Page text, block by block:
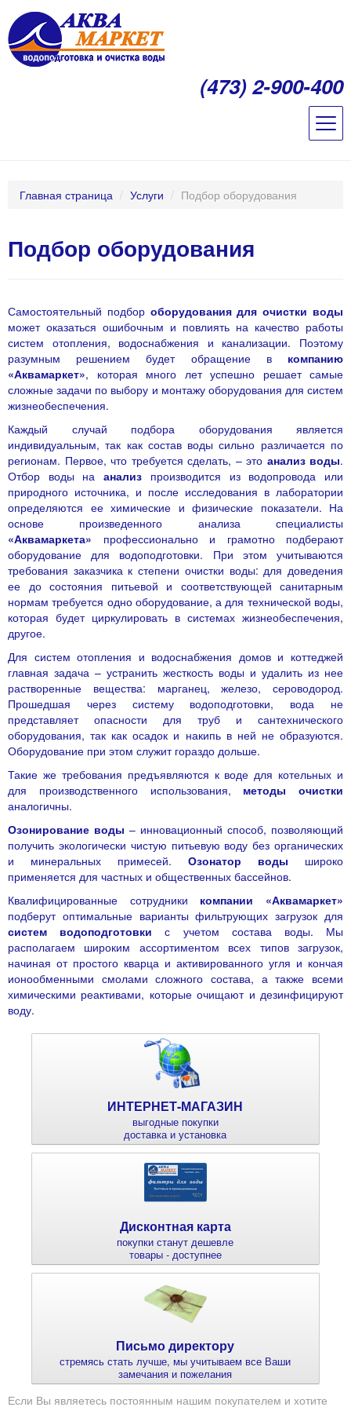
(473) 2-900-400
Главная страница / Услуги / Подбор оборудования
Подбор оборудования
Самостоятельный подбор оборудования для очистки воды
может оказаться ошибочным и повлиять на качество работы
систем отопления, водоснабжения и канализации. Поэтому
разумным решением будет обращение в компанию
«Аквамаркет», которая много лет успешно решает самые
сложные задачи по выбору и монтажу оборудования для систем
жизнеобеспечения.
Каждый случай подбора оборудования является
индивидуальным, так как состав воды сильно различается по
регионам. Первое, что требуется сделать, – это анализ воды.
Отбор воды наанализ производится из водопровода или
природного источника, и после исследования в лаборатории
определяются ее химические и физические показатели. На
основе произведенного анализа специалисты
«Аквамаркета» профессионально и грамотно подберают
оборудование для водоподготовки. При этом учитываются
требования заказчика к степени очистки воды: для доведения
ее до состояния питьевой и соответствующей санитарным
нормам требуется одно оборудование, а для технической воды,
которая будет циркулировать в системах жизнеобеспечения,
другое.
Для систем отопления и водоснабжения домов и коттеджей
главная задача – устранить жесткость воды и удалить из нее
растворенные вещества: марганец, железо, сероводород.
Прошедшая через систему водоподготовки, вода не
представляет опасности для труб и сантехнического
оборудования, так как осадок и накипь в ней не образуются.
Оборудование при этом служит гораздо дольше.
Такие же требования предъявляются к воде для котельных и
для производственного использования, методы очистки
аналогичны.
Озонирование воды – инновационный способ, позволяющий
получить экологически чистую питьевую воду без органических
и минеральных примесей.
Озонатор воды широко
применяется для частных и общественных бассейнов.
Квалифицированные сотрудники компании «Аквамаркет»
подберут оптимальные варианты фильтрующих загрузок для
систем водоподготовки с учетом состава воды. Мы
располагаем широким ассортиментом всех типов загрузок,
начиная от простого кварца и активированного угля и кончая
ионообменными смолами сложного состава, а также всеми
химическими реактивами, которые очищают и дезинфицируют
воду.
ИНТЕРНЕТ-МАГАЗИН
выгодные покупки
доставка и установка
Дисконтная карта
покупки станут дешевле
товары - доступнее
Письмо директору
стремясь стать лучше, мы учитываем все Ваши
замечания и пожелания
Если Вы являетесь постоянным нашим покупателем и хотите